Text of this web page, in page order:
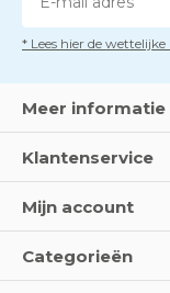
* Lees hier de
Meer informatie
Klantenservice
Mijn account
Categorieën